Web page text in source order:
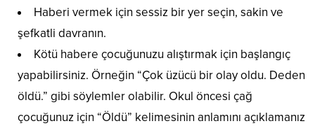
Haberi vermek için sessiz bir yer seçin, sakin ve
şefkatli davranın.
Kötü habere çocuğunuzu alıştırmak için başlangıç
yapabilirsiniz. Örneğin “Çok üzücü bir olay oldu. Deden
öldü.” gibi söylemler olabilir. Okul öncesi çağ
çocuğunuz için “Öldü” kelimesinin anlamını açıklamanız